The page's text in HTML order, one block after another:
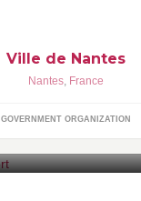
Ville de Nantes
Nantes, France
GOVERNMENT ORGANIZATION